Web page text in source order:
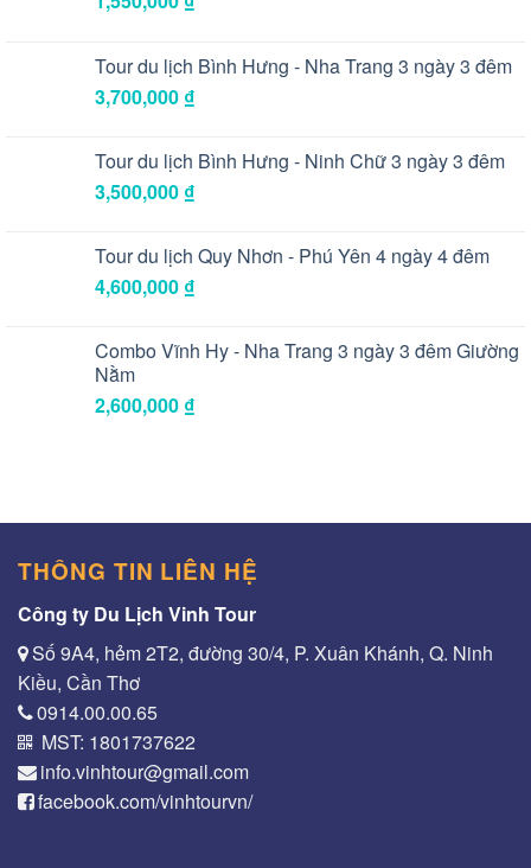
Tour du lịch Bình Hưng - Nha Trang 3 ngày 3 đêm
3,700,000 ₫
Tour du lịch Bình Hưng - Ninh Chữ 3 ngày 3 đêm
3,500,000 ₫
Tour du lịch Quy Nhơn - Phú Yên 4 ngày 4 đêm
4,600,000 ₫
Combo Vĩnh Hy - Nha Trang 3 ngày 3 đêm Giường
Nằm
2,600,000 ₫
THÔNG TIN LIÊN HỆ
Công ty Du Lịch Vinh Tour
Số 9A4, hẻm 2T2, đường 30/4, P. Xuân Khánh, Q. Ninh
Kiều, Cần Thơ
0914.00.00.65
MST: 1801737622
info.vinhtour@gmail.com
facebook.com/vinhtourvn/